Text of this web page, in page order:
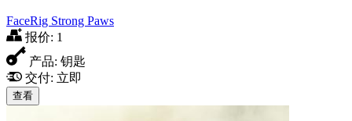
FaceRig Strong Paws
报价: 1
产品: 钥匙
交付: 立即
查看